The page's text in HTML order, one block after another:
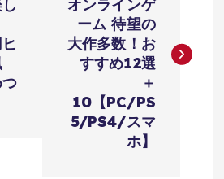
オンラインゲ
ーム 待望の
大作多数！お
すすめ12選
＋
10【PC/PS
5/PS4/スマ
ホ】